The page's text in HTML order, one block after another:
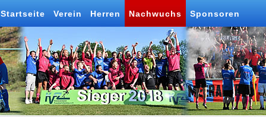
Startseite Verein Herren Nachwuchs Sponsoren